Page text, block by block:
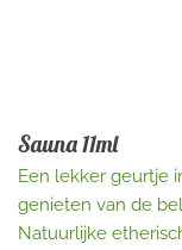
Sauna 11ml
Een lekker geurtje
genieten van de
Natuurlijke